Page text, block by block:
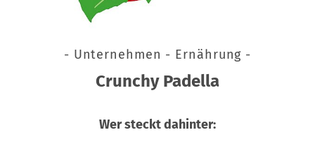
- Unternehmen - Ernährung -
Crunchy Padella
Wer steckt dahinter: